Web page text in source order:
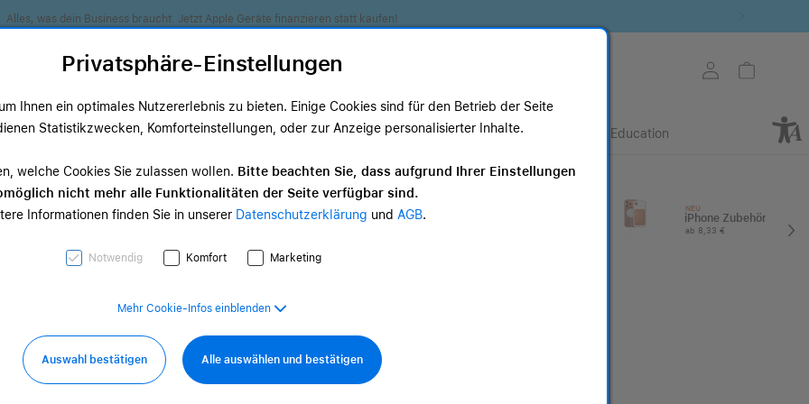
Alles, was dein Business braucht. Jetzt Apple Geräte finanzieren statt kaufen!
Mein KontoWarenkorb
TV & Home Zubehör Services Angebote Retail Education
Zubehör
Zubehör
NEU
iPhone Zubehör
ab 8,33 €
Privatsphäre-Einstellungen
Ihnen ein optimales Nutzererlebnis zu bieten. Einige Cookies sind für den Betrieb der Seite
Statistikzwecken, Komforteinstellungen, oder zur Anzeige personalisierter Inhalte.
welche Cookies Sie zulassen wollen. Bitte beachten Sie, dass aufgrund Ihrer Einstellungen
nicht mehr alle Funktionalitäten der Seite verfügbar sind.
Informationen finden Sie in unserer Datenschutzerklärung und AGB.
Notwendig Komfort Marketing
Mehr Cookie-Infos einblenden
Auswahl bestätigen Alle auswählen und bestätigen